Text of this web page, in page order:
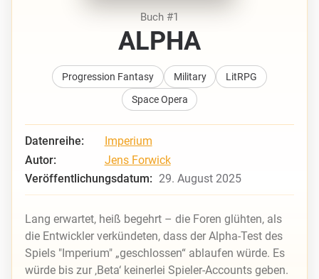
Buch #1
ALPHA
Progression Fantasy Military
LitRPG
Space Opera
Datenreihe:
Imperium
Autor:
Jens Forwick
Veröffentlichungsdatum: 29. August 2025
Lang erwartet, heiß begehrt – die Foren glühten, als
die Entwickler verkündeten, dass der Alpha-Test des
Spiels "Imperium" „geschlossen“ ablaufen würde. Es
würde bis zur ‚Beta‘ keinerlei Spieler-Accounts geben.